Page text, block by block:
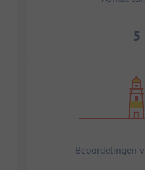
5
Beoordelingen